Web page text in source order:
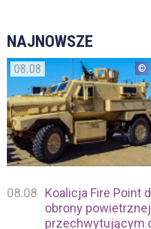
NAJNOWSZE
08.08
08.08
Koalicja Fire Point
obrony
przechwytującym